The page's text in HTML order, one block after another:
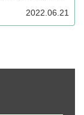
2022.06.21